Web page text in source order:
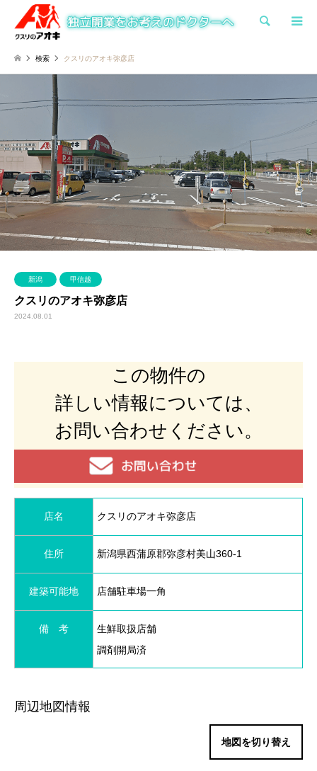
検索
検索 クスリのアオキ弥彦店
新潟 甲信越
クスリのアオキ弥彦店
2024.08.01
この物件の
詳しい情報については、
お問い合わせください。
店名 クスリのアオキ弥彦店
住所 新潟県西蒲原郡弥彦村美山360-1
建築可能地 店舗駐車場一角
備 考
生鮮取扱店舗
調剤開局済
周辺地図情報
地図を切り替え